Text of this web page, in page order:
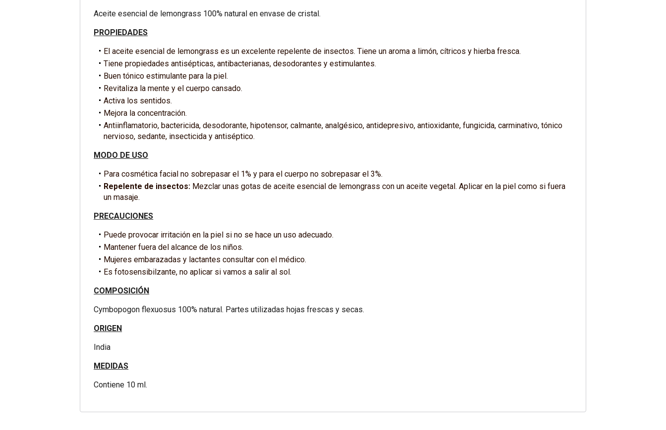
Aceite esencial de lemongrass 100% natural en envase de cristal.
PROPIEDADES
El aceite esencial de lemongrass es un excelente repelente de insectos. Tiene un aroma a limón, cítricos y hierba fresca.
Tiene propiedades antisépticas, antibacterianas, desodorantes y estimulantes.
Buen tónico estimulante para la piel.
Revitaliza la mente y el cuerpo cansado.
Activa los sentidos.
Mejora la concentración.
Antiinflamatorio, bactericida, desodorante, hipotensor, calmante, analgésico, antidepresivo, antioxidante, fungicida, carminativo, tónico
nervioso, sedante, insecticida y antiséptico.
MODO DE USO
Para cosmética facial no sobrepasar el 1% y para el cuerpo no sobrepasar el 3%.
Repelente de insectos: Mezclar unas gotas de aceite esencial de lemongrass con un aceite vegetal. Aplicar en la piel como si fuera
un masaje.
PRECAUCIONES
Puede provocar irritación en la piel si no se hace un uso adecuado.
Mantener fuera del alcance de los niños.
Mujeres embarazadas y lactantes consultar con el médico.
Es fotosensibilzante, no aplicar si vamos a salir al sol.
COMPOSICIÓN
Cymbopogon flexuosus 100% natural. Partes utilizadas hojas frescas y secas.
ORIGEN
India
MEDIDAS
Contiene 10 ml.